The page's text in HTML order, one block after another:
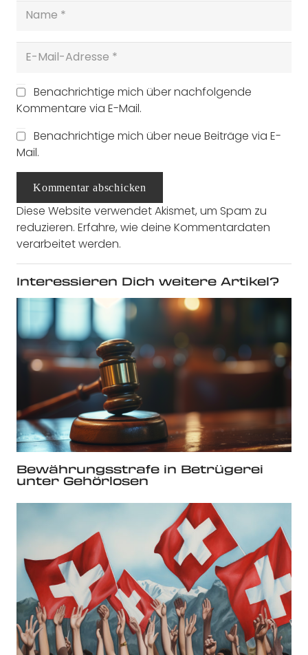
Benachrichtige mich über nachfolgende
Kommentare via E-Mail.
Benachrichtige mich über neue Beiträge via E-
Mail.
Kommentar abschicken
Diese Website verwendet Akismet, um Spam zu
reduzieren. Erfahre, wie deine Kommentardaten
verarbeitet werden.
Interessieren Dich weitere Artikel?
Bewährungsstrafe in Betrügerei
unter Gehörlosen